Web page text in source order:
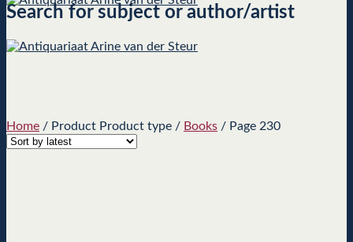
Search for subject or author/artist
Home / Product Product type / Books / Page 230